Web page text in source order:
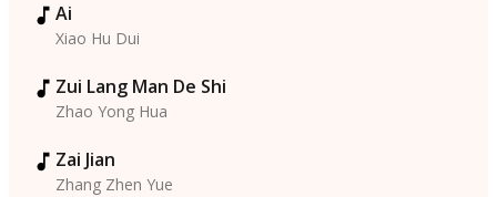
Ai
Xiao Hu Dui
Zui Lang Man De Shi
Zhao Yong Hua
Zai Jian
Zhang Zhen Yue